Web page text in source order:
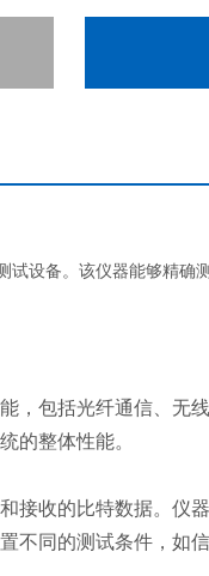
试设备。该仪器能够精确
，包括光纤通信、无
的整体性能。
接收的比特数据。仪
不同的测试条件，如